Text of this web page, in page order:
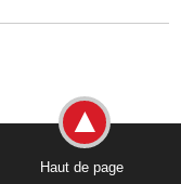
Haut de page